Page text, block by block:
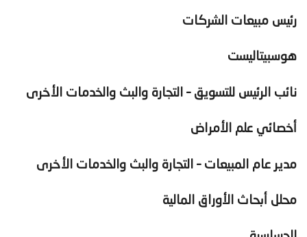
رئيس مبيعات الشركات
هوسبيتاليست
نائب الرئيس للتسويق – التجارة والبث والخدمات الأخرى
أخصائي علم الأمراض
مدير عام المبيعات – التجارة والبث والخدمات الأخرى
محلل أبحاث الأوراق المالية